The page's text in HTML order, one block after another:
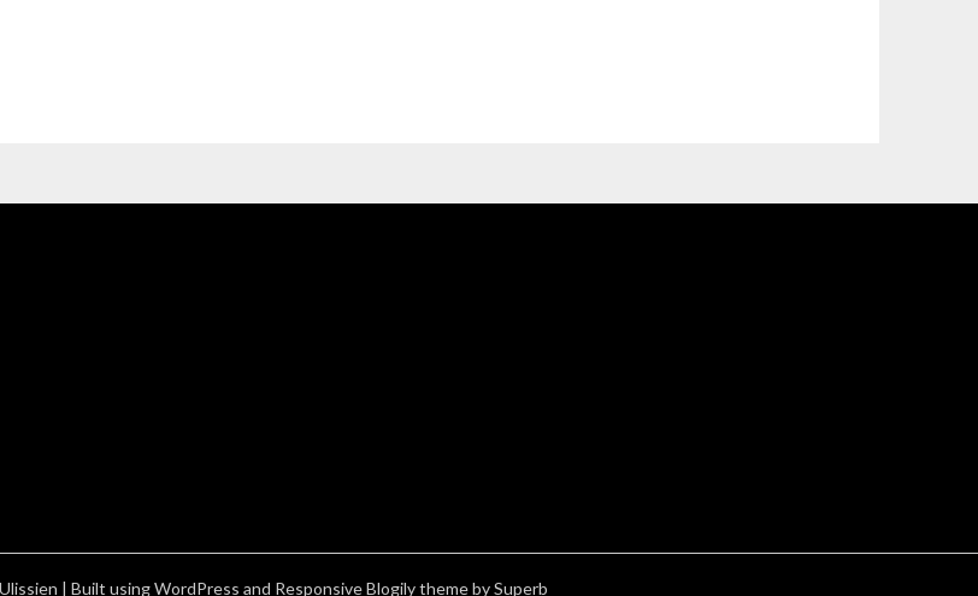
| Built using WordPress and Responsive Blogilytheme by Superb